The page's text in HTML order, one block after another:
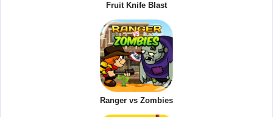
Fruit Knife Blast
Ranger vs Zombies